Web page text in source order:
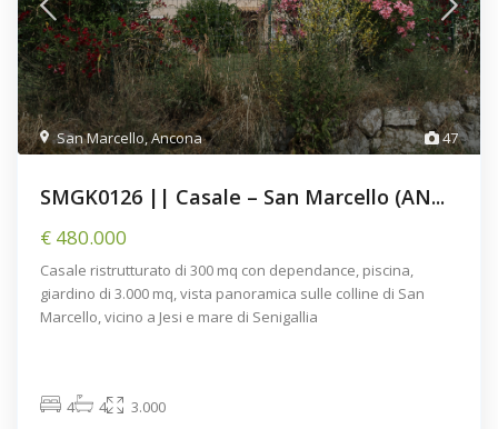
47
San Marcello,Ancona
SMGK0126 || Casale – San Marcello (AN...
€ 480.000
Casale ristrutturato di 300 mq con dependance, piscina,
giardino di 3.000 mq, vista panoramica sulle colline di San
Marcello, vicino a Jesi e mare di Senigallia
4 4 3.000